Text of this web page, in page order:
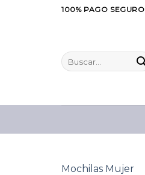
100% PAGO SEGURO
Buscar
por:
Mochilas Mujer